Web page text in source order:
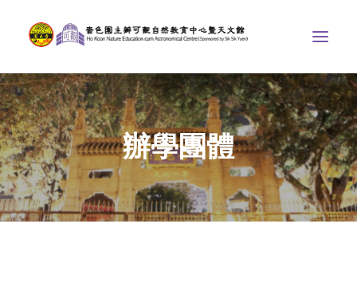
中心介紹
學界課程
天文館
博物天地
辦學團體